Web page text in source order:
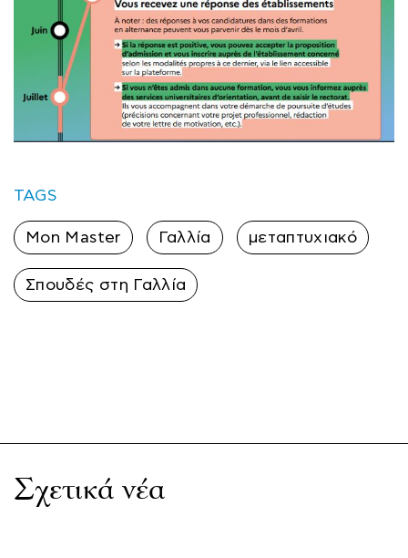
TAGS
Mon Master Γαλλία μεταπτυχιακό
Σπουδές στη Γαλλία
Σχετικά νέα